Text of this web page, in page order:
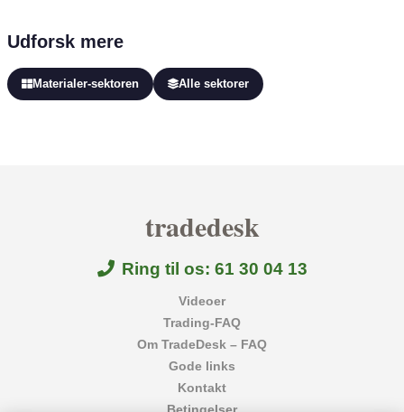
Udforsk mere
Materialer-sektoren Alle sektorer
tradedesk
Ring til os: 61 30 04 13
Videoer
Trading-FAQ
Om TradeDesk – FAQ
Gode links
Kontakt